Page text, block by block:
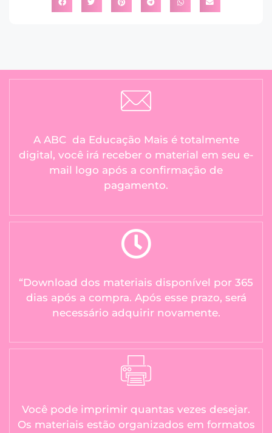
A ABC da Educação Mais é totalmente
digital, você irá receber o material em seu e-
mail logo após a confirmação de
pagamento.
“Download dos materiais disponível por 365
dias após a compra. Após esse prazo, será
necessário adquirir novamente.
Você pode imprimir quantas vezes desejar.
Os materiais estão organizados em formatos